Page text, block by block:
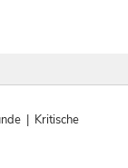
| Kritische